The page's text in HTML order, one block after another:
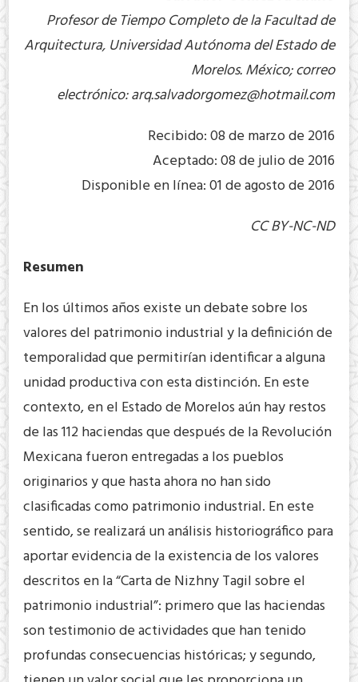
Profesor de Tiempo Completo de la Facultad de
Arquitectura, Universidad Autónoma del Estado de
Morelos. México; correo
electrónico:arq.salvadorgomez@hotmail.com
Recibido: 08 de marzo de 2016
Aceptado: 08 de julio de 2016
Disponible en línea: 01 de agosto de 2016
CC BY-NC-ND
Resumen
En los últimos años existe un debate sobre los
valores del patrimonio industrial y la definición de
temporalidad que permitirían identificar a alguna
unidad productiva con esta distinción. En este
contexto, en el Estado de Morelos aún hay restos
de las 112 haciendas que después de la Revolución
Mexicana fueron entregadas a los pueblos
originarios y que hasta ahora no han sido
clasificadas como patrimonio industrial. En este
sentido, se realizará un análisis historiográfico para
aportar evidencia de la existencia de los valores
descritos en la “Carta de Nizhny Tagil sobre el
patrimonio industrial”: primero que las haciendas
son testimonio de actividades que han tenido
profundas consecuencias históricas; y segundo,